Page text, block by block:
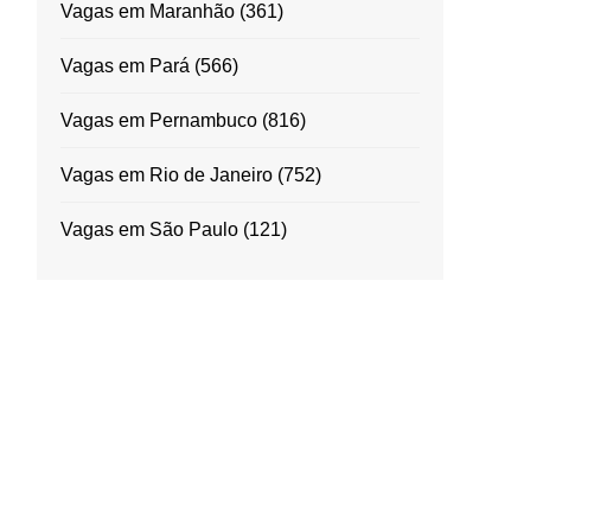
Vagas em Maranhão(361)
Vagas em Pará (566)
Vagas em Pernambuco(816)
Vagas em Rio de Janeiro(752)
Vagas em São Paulo(121)